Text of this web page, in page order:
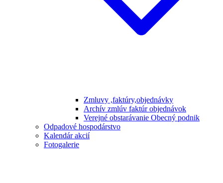
Zmluvy ,faktúry,objednávky
Archív zmlúv faktúr objednávok
Verejné obstarávanie Obecný podnik
Odpadové hospodárstvo
Kalendár akcií
Fotogalerie